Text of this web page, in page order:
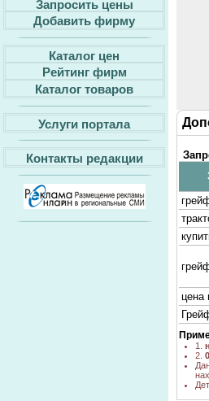
Запросить цены
Добавить фирму
Каталог цен
Рейтинг фирм
Каталог товаров
Услуги портала
Контакты редакции
цена
1.
2.